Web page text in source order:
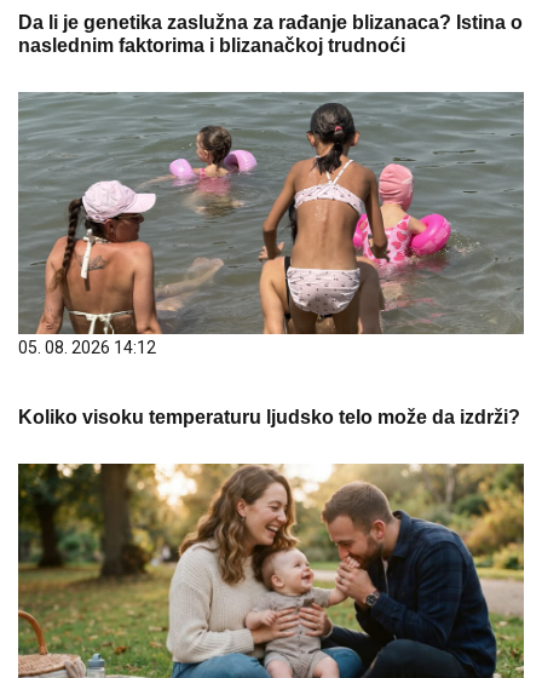
Da li je genetika zaslužna za rađanje blizanaca? Istina o
naslednim faktorima i blizanačkoj trudnoći
05. 08. 2026 14:12
Koliko visoku temperaturu ljudsko telo može da izdrži?